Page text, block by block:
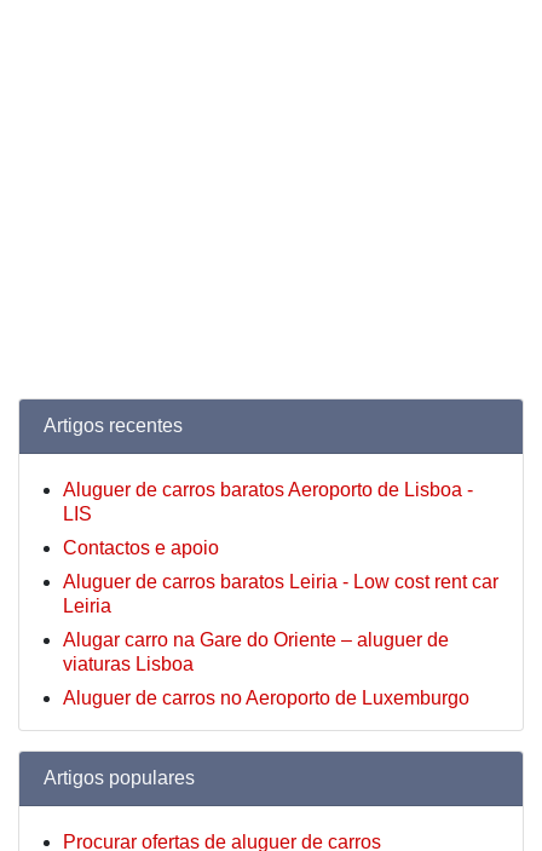
Artigos recentes
Aluguer de carros baratos Aeroporto de Lisboa -
LIS
Contactos e apoio
Aluguer de carros baratos Leiria - Low cost rent car
Leiria
Alugar carro na Gare do Oriente – aluguer de
viaturas Lisboa
Aluguer de carros no Aeroporto de Luxemburgo
Artigos populares
Procurar ofertas de aluguer de carros